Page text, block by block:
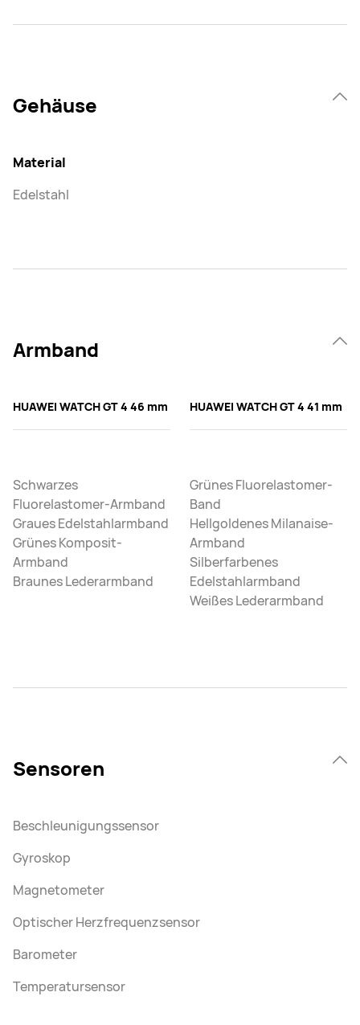
Gehäuse
Material
Edelstahl
Armband
HUAWEI WATCH GT 4 46 mm
Schwarzes
Fluorelastomer-Armband
Graues Edelstahlarmband
Grünes Komposit-
Armband
Braunes Lederarmband
HUAWEI WATCH GT 4 41 mm
Grünes Fluorelastomer-
Band
Hellgoldenes Milanaise-
Armband
Silberfarbenes
Edelstahlarmband
Weißes Lederarmband
Sensoren
Beschleunigungssensor
Gyroskop
Magnetometer
Optischer Herzfrequenzsensor
Barometer
Temperatursensor